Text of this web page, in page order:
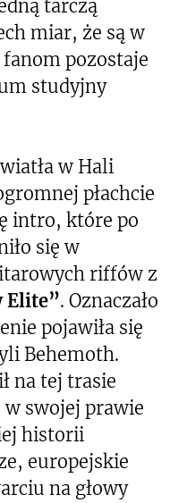
tarczą
miar, że są w
pozostaje
studyjny
w Hali
płachcie
intro, które po
się w
riffów z
Elite”. Oznaczało
pojawiła się
Behemoth.
na tej trasie
swojej prawie
historii
europejskie
na głowy